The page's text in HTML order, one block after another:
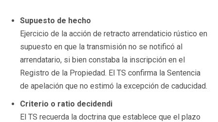
Supuesto de hecho
Ejercicio de la acción de retracto arrendaticio rústico en
supuesto en que la transmisión no se notificó al
arrendatario, si bien constaba la inscripción en el
Registro de la Propiedad. El TS confirma la Sentencia
de apelación que no estimó la excepción de caducidad.
Criterio o ratio decidendi
El TS recuerda la doctrina que establece que el plazo